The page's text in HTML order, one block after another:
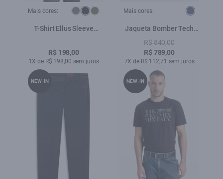
Mais cores:
T-Shirt Ellus Sleeve
R$ 198,00
1X de R$ 198,00 sem juros
Mais cores:
Jaqueta Bomber Tech
Dark Navy
R$ 840,00
R$ 789,00
7X de R$ 112,71 sem juros
NEW-IN NEW-IN